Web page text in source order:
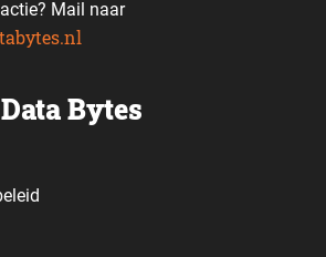
Mail naar
Bytes